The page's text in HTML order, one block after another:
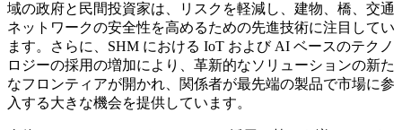
域の政府と民間投資家は、リスクを軽減し、建物、橋、交通
ネットワークの安全性を高めるための先進技術に注目してい
ます。さらに、SHM における IoT および AI ベースのテクノ
ロジーの採用の増加により、革新的なソリューションの新た
なフロンティアが開かれ、関係者が最先端の製品で市場に参
入する大きな機会を提供しています。